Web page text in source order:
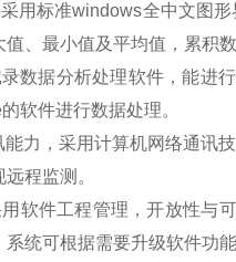
标准windows全中文图形
、最小值及平均值，累积数
据分析处理软件，能进行
软件进行数据处理。
，采用计算机网络通讯技
程监测。
件工程管理，开放性与可
统可根据需要升级软件功